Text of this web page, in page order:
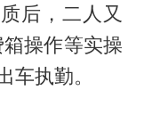
后，二人又
操作等实操
车执勤。